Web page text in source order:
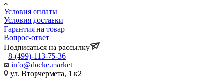
Условия оплаты
Условия доставки
Гарантия на товар
Вопрос-ответ
Подписаться на рассылку
8-(499)-113-75-36
info@docke.market
ул. Вторчермета, 1 к2